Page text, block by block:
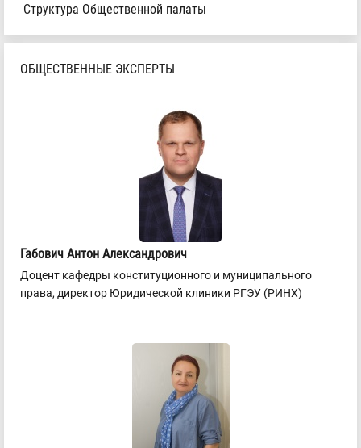
Структура Общественной палаты
ОБЩЕСТВЕННЫЕ ЭКСПЕРТЫ
Габович Антон Александрович
Доцент кафедры конституционного и муниципального
права, директор Юридической клиники РГЭУ (РИНХ)